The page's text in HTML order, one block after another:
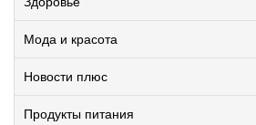
Мода и красота
Новости плюс
Продукты питания